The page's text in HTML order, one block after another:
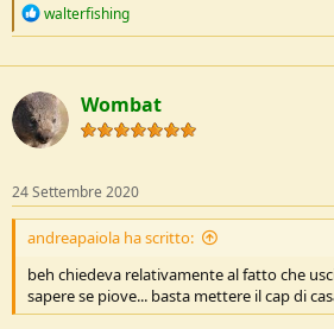
R
c
t
i
o
n
walterfishing
Wombat
24 Settembre 2020
andreapaiola ha scritto:
beh chiedeva relativamente al fatto che
sapere se piove... basta mettere il cap di